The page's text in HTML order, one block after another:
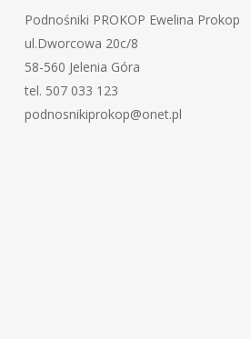
Podnośniki PROKOP Ewelina Prokop
ul.Dworcowa 20c/8
58-560 Jelenia Góra
tel. 507 033 123
podnosnikiprokop@onet.pl